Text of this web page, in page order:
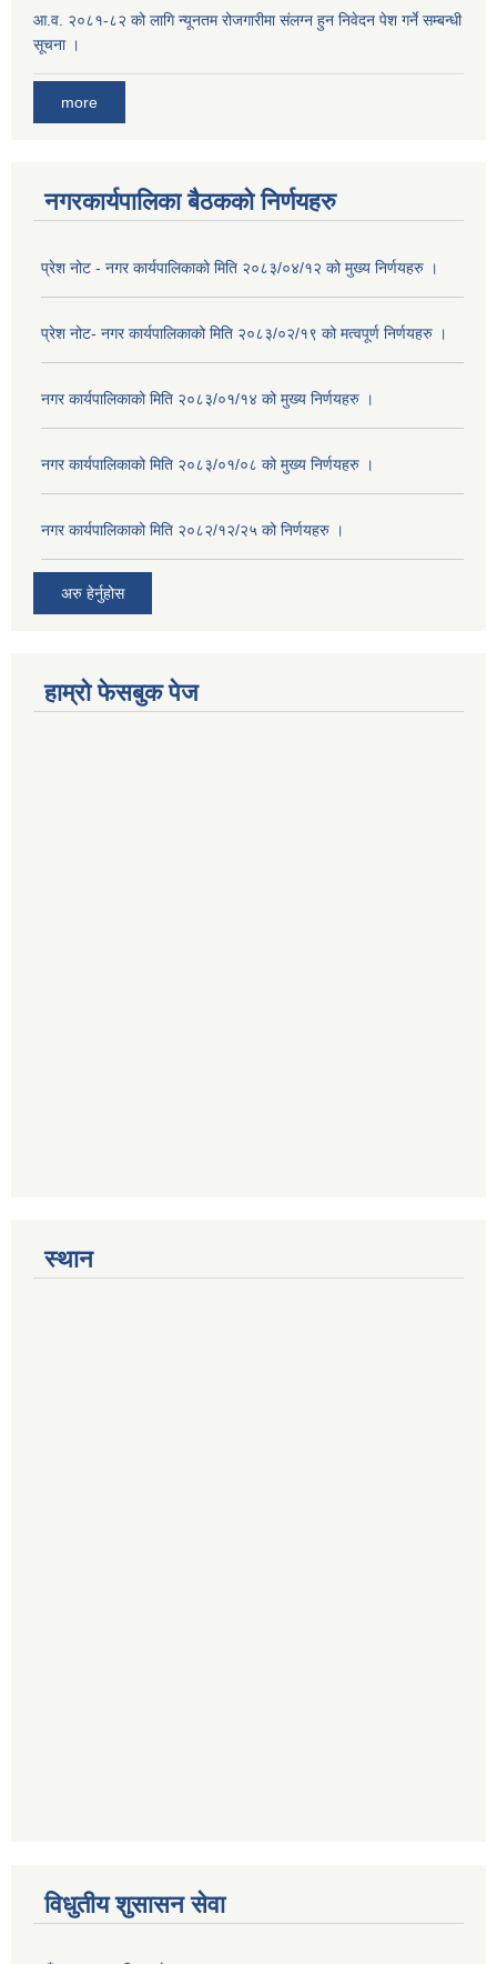
आ.व. २०८१-८२ को लागि न्यूनतम रोजगारीमा संलग्न हुन निवेदन पेश गर्ने सम्बन्धी
सूचना ।
more
नगरकार्यपालिका बैठकको निर्णयहरु
प्रेश नोट - नगर कार्यपालिकाको मिति २०८३/०४/१२ को मुख्य निर्णयहरु ।
प्रेश नोट- नगर कार्यपालिकाको मिति २०८३/०२/१९ को मत्वपूर्ण निर्णयहरु ।
नगर कार्यपालिकाको मिति २०८३/०१/१४ को मुख्य निर्णयहरु ।
नगर कार्यपालिकाको मिति २०८३/०१/०८ को मुख्य निर्णयहरु ।
नगर कार्यपालिकाको मिति २०८२/१२/२५ को निर्णयहरु ।
अरु हेर्नुहोस
हाम्रो फेसबुक पेज
स्थान
विधुतीय शुसासन सेवा